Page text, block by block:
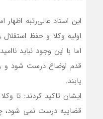
این استاد عالی‌رتبه
اولیه وکلا و حفظ
اما با این وجود نباید
قدم اوضاع درست شود و
یابند.
ایشان تاکید کردند: تا
قضاییه درست نمی شود،